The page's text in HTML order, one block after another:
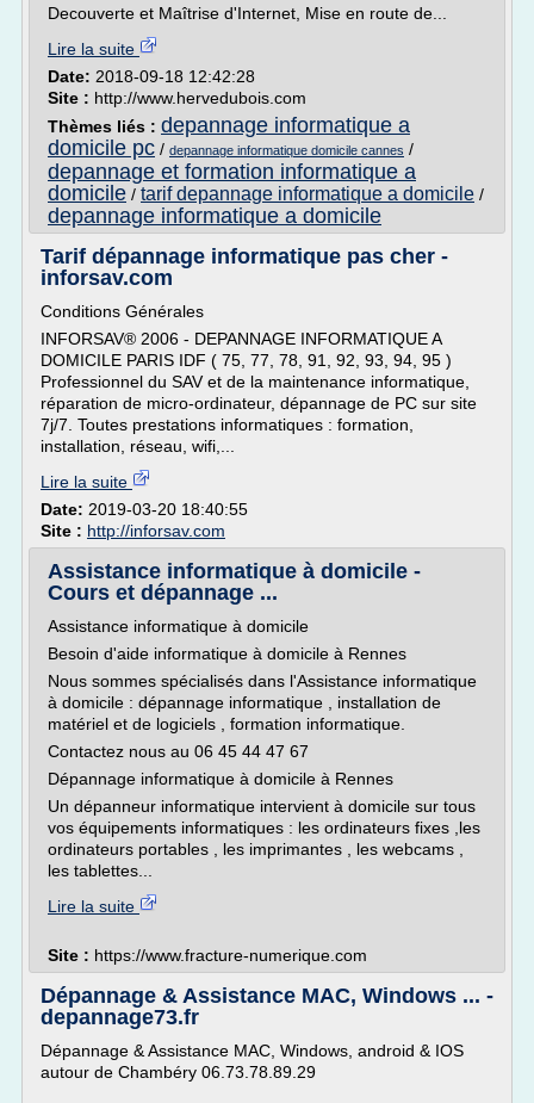
Decouverte et Maîtrise d'Internet, Mise en route de...
Lire la suite
Date: 2018-09-18 12:42:28
Site : http://www.hervedubois.com
Thèmes liés : depannage informatique a
domicile pc / depannage informatique domicile cannes /
depannage et formation informatique a
domicile / tarif depannage informatique a domicile /
depannage informatique a domicile
Tarif dépannage informatique pas cher -
inforsav.com
Conditions Générales
INFORSAV® 2006 - DEPANNAGE INFORMATIQUE A
DOMICILE PARIS IDF ( 75, 77, 78, 91, 92, 93, 94, 95 )
Professionnel du SAV et de la maintenance informatique,
réparation de micro-ordinateur, dépannage de PC sur site
7j/7. Toutes prestations informatiques : formation,
installation, réseau, wifi,...
Lire la suite
Date: 2019-03-20 18:40:55
Site : http://inforsav.com
Assistance informatique à domicile -
Cours et dépannage ...
Assistance informatique à domicile
Besoin d'aide informatique à domicile à Rennes
Nous sommes spécialisés dans l'Assistance informatique
à domicile : dépannage informatique , installation de
matériel et de logiciels , formation informatique.
Contactez nous au 06 45 44 47 67
Dépannage informatique à domicile à Rennes
Un dépanneur informatique intervient à domicile sur tous
vos équipements informatiques : les ordinateurs fixes ,les
ordinateurs portables , les imprimantes , les webcams ,
les tablettes...
Lire la suite
Site : https://www.fracture-numerique.com
Dépannage & Assistance MAC, Windows ... -
depannage73.fr
Dépannage & Assistance MAC, Windows, android & IOS
autour de Chambéry 06.73.78.89.29